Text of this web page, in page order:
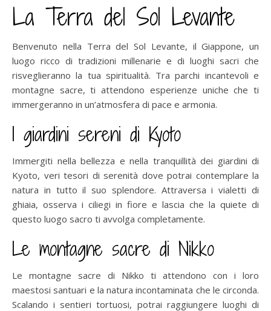
La Terra del Sol Levante
Benvenuto nella Terra del Sol Levante, il Giappone, un
luogo ricco di tradizioni millenarie e di luoghi sacri che
risveglieranno la tua spiritualità. Tra parchi incantevoli e
montagne sacre, ti attendono esperienze uniche che ti
immergeranno in un’atmosfera di pace e armonia.
I giardini sereni di Kyoto
Immergiti nella bellezza e nella tranquillità dei giardini di
Kyoto, veri tesori di serenità dove potrai contemplare la
natura in tutto il suo splendore. Attraversa i vialetti di
ghiaia, osserva i ciliegi in fiore e lascia che la quiete di
questo luogo sacro ti avvolga completamente.
Le montagne sacre di Nikko
Le montagne sacre di Nikko ti attendono con i loro
maestosi santuari e la natura incontaminata che le circonda.
Scalando i sentieri tortuosi, potrai raggiungere luoghi di